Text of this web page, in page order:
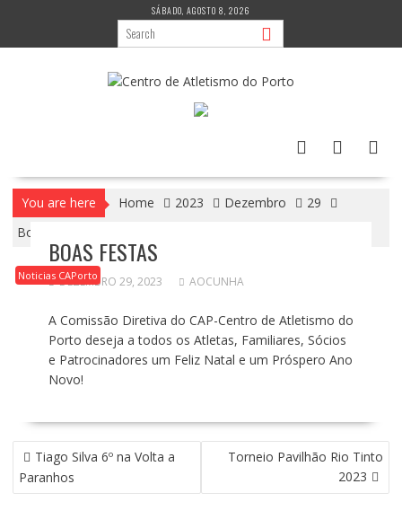
content
SÁBADO, AGOSTO 8, 2026
You are here Home 2023 Dezembro
29
Boas Festas
Noticias CAPorto
BOAS FESTAS
DEZEMBRO 29, 2023 AOCUNHA
A Comissão Diretiva do CAP-Centro de Atletismo do
Porto deseja a todos os Atletas, Familiares, Sócios
e Patrocinadores um Feliz Natal e um Próspero Ano
Novo!
NAVEGAÇÃO
DE
ARTIGOS
Tiago Silva 6º na Volta a
Paranhos
Torneio Pavilhão Rio Tinto
2023